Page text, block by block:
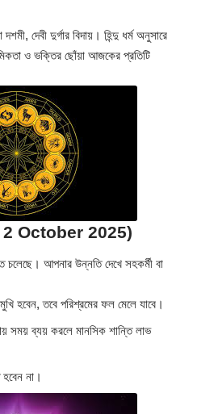
দেবী দুর্গার বিদায়। হিন্দু ধর্ম অনুসারে
ও ভক্তির ছোঁয়া আজকের প্রতিটি
2 October 2025)
আপনার উন্নতি দেখে সহকর্মী বা
হবেন, তবে পরিশ্রমের ফল মেলে যাবে।
সময় ব্যয় করলে মানসিক শান্তি লাভ
না।